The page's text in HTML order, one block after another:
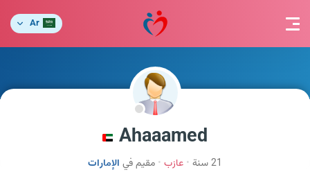
Ar
Ahaaamed
21 سنة عازب مقيم في الإمارات